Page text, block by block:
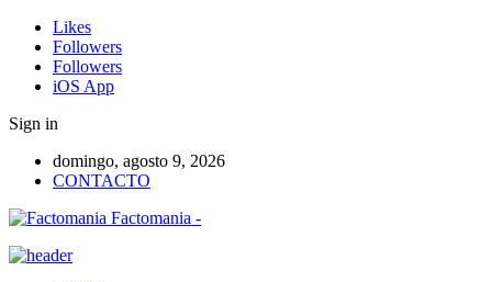
Likes
Followers
Followers
iOS App
Sign in
domingo, agosto 9, 2026
CONTACTO
Factomania -